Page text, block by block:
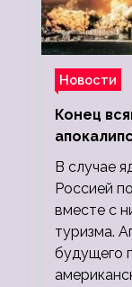
Новости
Конец
людей
В случае
Россией
вместе с
туризма.
будущего